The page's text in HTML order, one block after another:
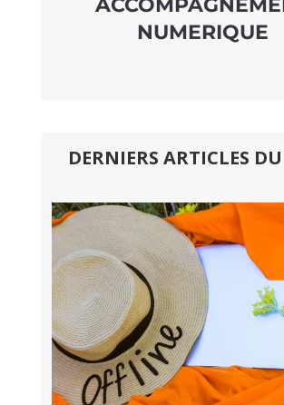
NUMERIQUE
DERNIERS ARTICLES